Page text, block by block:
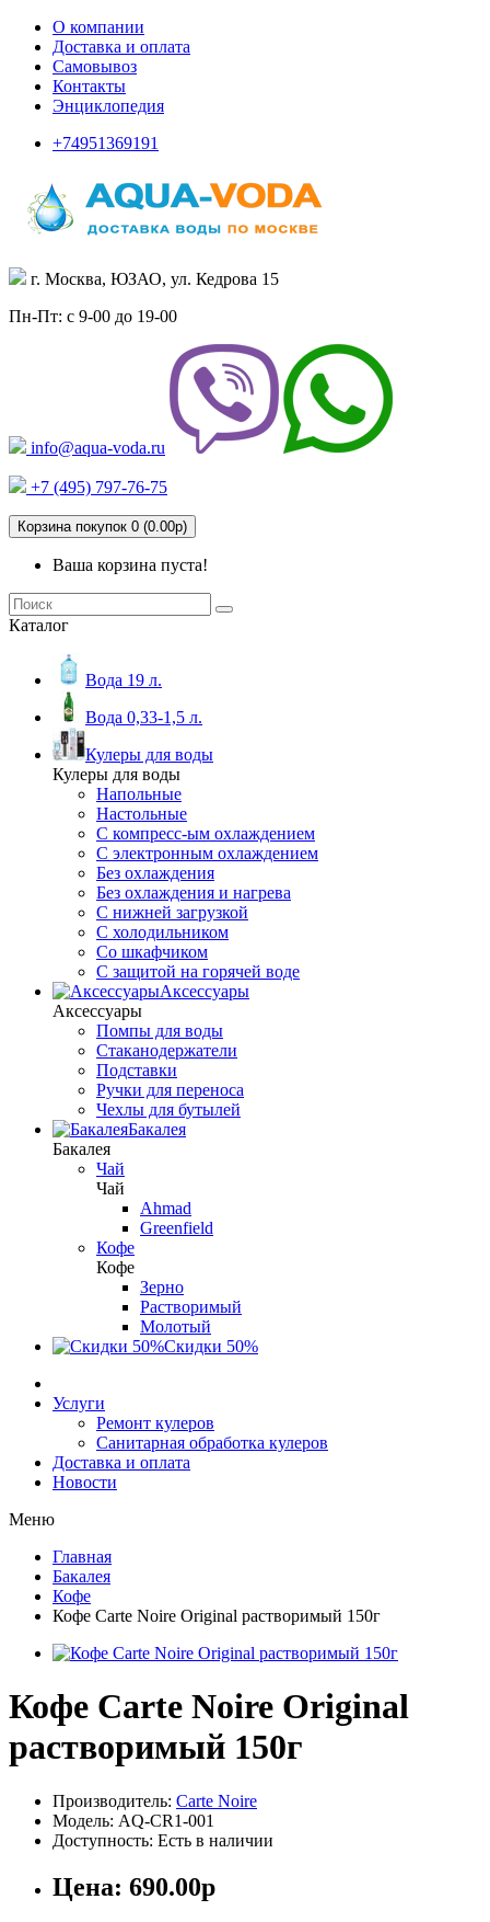
О компании
Доставка и оплата
Самовывоз
Контакты
Энциклопедия
+74951369191
г. Москва, ЮЗАО, ул. Кедрова 15
Пн-Пт: с 9-00 до 19-00
info@aqua-voda.ru
+7 (495) 797-76-75
Корзина покупок 0 (0.00р)
Ваша корзина пуста!
Каталог
Вода 19 л.
Вода 0,33-1,5 л.
Кулеры для воды
Кулеры для воды
Напольные
Настольные
С компресс-ым охлаждением
С электронным охлаждением
Без охлаждения
Без охлаждения и нагрева
С нижней загрузкой
С холодильником
Со шкафчиком
С защитой на горячей воде
Аксессуары
Аксессуары
Помпы для воды
Стаканодержатели
Подставки
Ручки для переноса
Чехлы для бутылей
Бакалея
Бакалея
Чай
Чай
Ahmad
Greenfield
Кофе
Кофе
Зерно
Растворимый
Молотый
Скидки 50%
Услуги
Ремонт кулеров
Санитарная обработка кулеров
Доставка и оплата
Новости
Меню
Главная
Бакалея
Кофе
Кофе Carte Noire Original растворимый 150г
Кофе Carte Noire Original
растворимый 150г
Производитель: Carte Noire
Модель: AQ-CR1-001
Доступность: Есть в наличии
Цена: 690.00р